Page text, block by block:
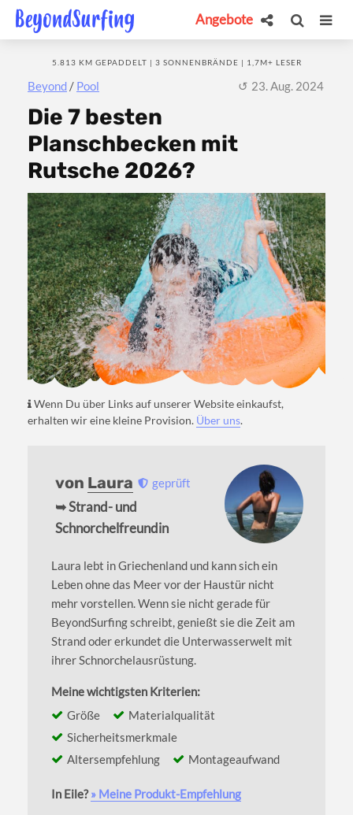
Angebote
Beyond / Pool
5.813 KM GEPADDELT | 3 SONNENBRÄNDE | 1,7M+ LESER
23. Aug. 2024
Die 7 besten
Planschbecken mit
Rutsche 2026?
Wenn Du über Links auf unserer Website einkaufst,
erhalten wir eine kleine Provision. Über uns.
von Laura geprüft
➥ Strand- und
Schnorchelfreundin
Laura lebt in Griechenland und kann sich ein
Leben ohne das Meer vor der Haustür nicht
mehr vorstellen. Wenn sie nicht gerade für
BeyondSurfing schreibt, genießt sie die Zeit am
Strand oder erkundet die Unterwasserwelt mit
ihrer Schnorchelausrüstung.
Meine wichtigsten Kriterien:
Größe
Materialqualität
Sicherheitsmerkmale
Altersempfehlung
Montageaufwand
In Eile?» Meine Produkt-Empfehlung